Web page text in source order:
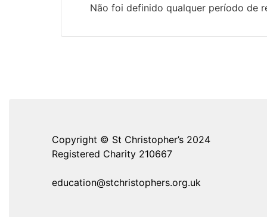
Não foi definido qualquer período de
Copyright © St Christopher’s 2024
Registered Charity 210667
education@stchristophers.org.uk